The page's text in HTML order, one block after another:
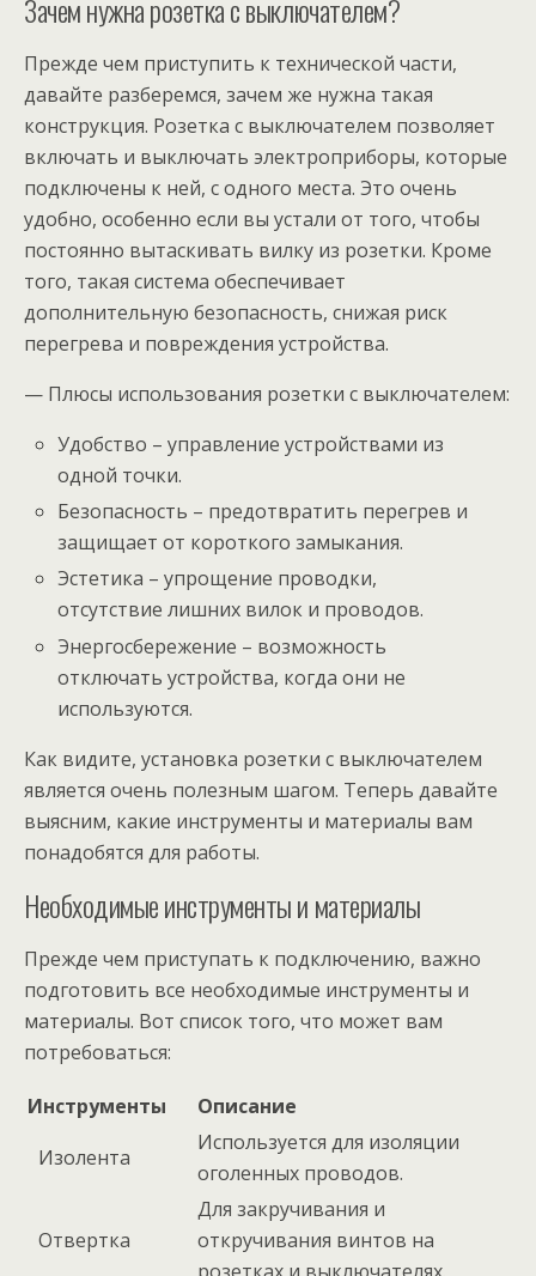
Зачем нужна розетка с выключателем?
Прежде чем приступить к технической части,
давайте разберемся, зачем же нужна такая
конструкция. Розетка с выключателем позволяет
включать и выключать электроприборы, которые
подключены к ней, с одного места. Это очень
удобно, особенно если вы устали от того, чтобы
постоянно вытаскивать вилку из розетки. Кроме
того, такая система обеспечивает
дополнительную безопасность, снижая риск
перегрева и повреждения устройства.
— Плюсы использования розетки с выключателем:
Удобство – управление устройствами из
одной точки.
Безопасность – предотвратить перегрев и
защищает от короткого замыкания.
Эстетика – упрощение проводки,
отсутствие лишних вилок и проводов.
Энергосбережение – возможность
отключать устройства, когда они не
используются.
Как видите, установка розетки с выключателем
является очень полезным шагом. Теперь давайте
выясним, какие инструменты и материалы вам
понадобятся для работы.
Необходимые инструменты и материалы
Прежде чем приступать к подключению, важно
подготовить все необходимые инструменты и
материалы. Вот список того, что может вам
потребоваться:
Инструменты
Описание
Изолента
Используется для изоляции
оголенных проводов.
Отвертка
Для закручивания и
откручивания винтов на
розетках и выключателях.